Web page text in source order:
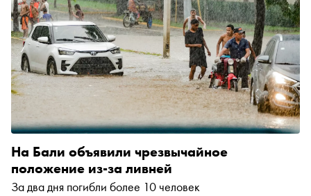
На Бали объявили чрезвычайное
положение из-за ливней
За два дня погибли более 10 человек